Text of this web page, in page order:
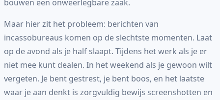
bouwen een onweerlegbare zaak.
Maar hier zit het probleem: berichten van
incassobureaus komen op de slechtste momenten. Laat
op de avond als je half slaapt. Tijdens het werk als je er
niet mee kunt dealen. In het weekend als je gewoon wilt
vergeten. Je bent gestrest, je bent boos, en het laatste
waar je aan denkt is zorgvuldig bewijs screenshotten en